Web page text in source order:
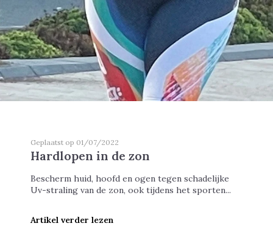
Geplaatst op 01/07/2022
Hardlopen in de zon
Bescherm huid, hoofd en ogen tegen schadelijke
Uv-straling van de zon, ook tijdens het sporten...
Artikel verder lezen